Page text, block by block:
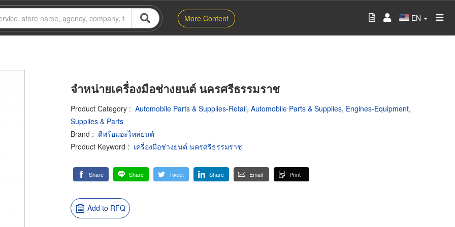
More Content EN
จำหน่ายเครื่องมือช่างยนต์ นครศรีธรรมราช
Product Category : Automobile Parts & Supplies-Retail, Automobile Parts & Supplies, Engines-Equipment,
Supplies & Parts
Brand : ดีพร้อมอะไหล่ยนต์
Product Keyword : เครื่องมือช่างยนต์ นครศรีธรรมราช
Share Share Tweet Share Email Print
Add to RFQ